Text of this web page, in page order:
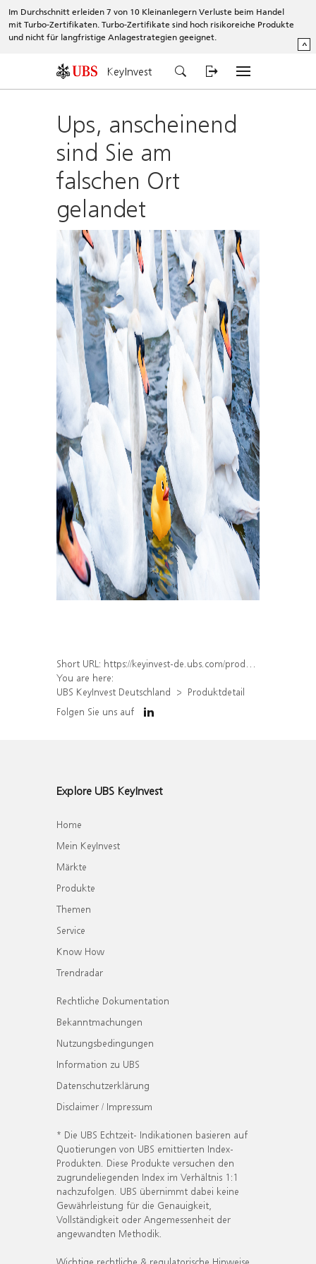
Im Durchschnitt erleiden 7 von 10 Kleinanlegern Verluste beim Handel
mit Turbo-Zertifikaten. Turbo-Zertifikate sind hoch risikoreiche Produkte
und nicht für langfristige Anlagestrategien geeignet.
^
KeyInvest
Ups, anscheinend
sind Sie am
falschen Ort
gelandet
Short URL: https://keyinvest-de.ubs.com/produkt/detail/index/isin/DE000WA78W86
You are here:
UBS KeyInvest Deutschland
Produktdetail
Folgen Sie uns auf
Explore UBS KeyInvest
Home
Mein KeyInvest
Märkte
Produkte
Themen
Service
Know How
Trendradar
Rechtliche Dokumentation
Bekanntmachungen
Nutzungsbedingungen
Information zu UBS
Datenschutzerklärung
Disclaimer / Impressum
* Die UBS Echtzeit- Indikationen basieren auf
Quotierungen von UBS emittierten Index-
Produkten. Diese Produkte versuchen den
zugrundeliegenden Index im Verhältnis 1:1
nachzufolgen. UBS übernimmt dabei keine
Gewährleistung für die Genauigkeit,
Vollständigkeit oder Angemessenheit der
angewandten Methodik.